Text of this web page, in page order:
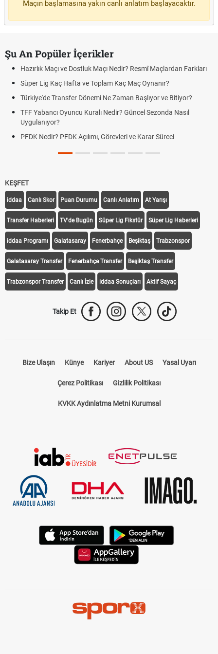
Maçın başlamasına yakın canlı anlatım başlayacaktır.
Şu An Popüler İçerikler
Hazırlık Maçı ve Dostluk Maçı Nedir? Resmî Maçlardan Farkları
Süper Lig Kaç Hafta ve Toplam Kaç Maç Oynanır?
Türkiye'de Transfer Dönemi Ne Zaman Başlıyor ve Bitiyor?
TFF Yabancı Oyuncu Kuralı Nedir? Güncel Sezonda Nasıl
Uygulanıyor?
PFDK Nedir? PFDK Açılımı, Görevleri ve Karar Süreci
KEŞFET
iddaa Canlı Skor Puan Durumu Canlı Anlatım At Yarışı
Transfer Haberleri TV'de Bugün Süper Lig Fikstür Süper Lig Haberleri
iddaa Programı Galatasaray Fenerbahçe Beşiktaş Trabzonspor
Galatasaray Transfer Fenerbahçe Transfer Beşiktaş Transfer
Trabzonspor Transfer Canlı İzle iddaa Sonuçları Aktif Sayaç
Takip Et
Bize Ulaşın Künye Kariyer About US Yasal Uyarı
Çerez Politikası Gizlilik Politikası
KVKK Aydınlatma Metni Kurumsal